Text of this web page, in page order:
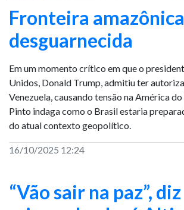
Fronteira amazônica
desguarnecida
Em um momento crítico em que o
Unidos, Donald Trump, admitiu ter
Venezuela, causando tensão na América
Pinto indaga como o Brasil estaria
do atual contexto geopolítico.
16/10/2025 12:24
“Vão sair na paz”, diz